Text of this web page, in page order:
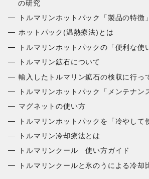
の研究
トルマリンホットパック「製品の特徴」
ホットパック(温熱療法)とは
トルマリンホットパックの「便利な使
トルマリン鉱石について
輸入したトルマリン鉱石の検収に行っ
トルマリンホットパック「メンテナン
マグネットの使い方
トルマリンホットパックを「冷やして
トルマリン冷却療法とは
トルマリンクール 使い方ガイド
トルマリンクールと氷のうによる冷却